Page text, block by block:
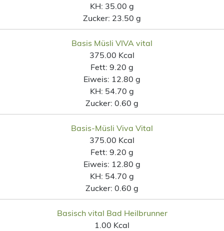
KH: 35.00 g
Zucker: 23.50 g
Basis Müsli VIVA vital
375.00 Kcal
Fett: 9.20 g
Eiweis: 12.80 g
KH: 54.70 g
Zucker: 0.60 g
Basis-Müsli Viva Vital
375.00 Kcal
Fett: 9.20 g
Eiweis: 12.80 g
KH: 54.70 g
Zucker: 0.60 g
Basisch vital Bad Heilbrunner
1.00 Kcal